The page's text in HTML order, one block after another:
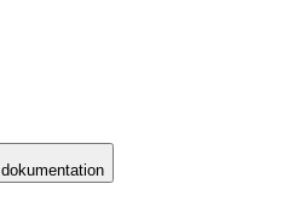
dokumentation